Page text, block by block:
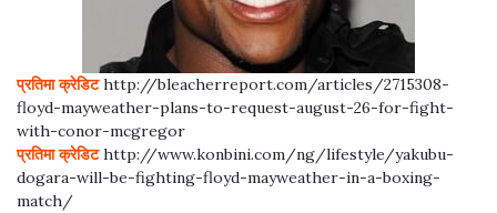
प्रतिमा क्रेडिटhttp://bleacherreport.com/articles/2715308-
floyd-mayweather-plans-to-request-august-26-for-fight-
with-conor-mcgregor
प्रतिमा क्रेडिटhttp://www.konbini.com/ng/lifestyle/yakubu-
dogara-will-be-fighting-floyd-mayweather-in-a-boxing-
match/